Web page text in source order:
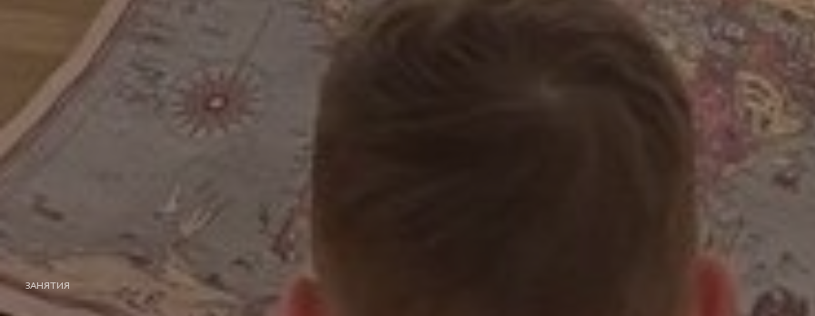
ЗАНЯТИЯ